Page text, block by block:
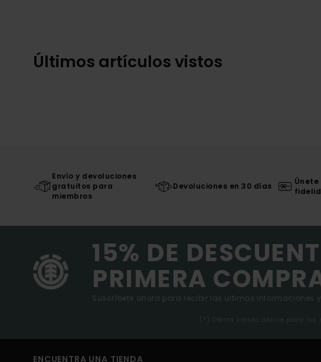
Últimos artículos vistos
Envío y devoluciones
gratuitos para
miembros
Devoluciones en 30 días
15% DE
PRIMERA
Suscríbete ahora para recibir las ultimas informaciones
(*) Oferta valida online para
ENCUENTRA UNA TIENDA